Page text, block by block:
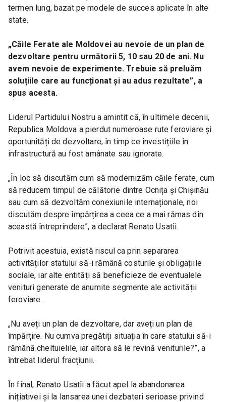
termen lung, bazat pe modele de succes aplicate în alte
state.
„Căile Ferate ale Moldovei au nevoie de un plan de
dezvoltare pentru următorii 5, 10 sau 20 de ani. Nu
avem nevoie de experimente. Trebuie să preluăm
soluțiile care au funcționat și au adus rezultate”, a
spus acesta.
Liderul Partidului Nostru a amintit că, în ultimele decenii,
Republica Moldova a pierdut numeroase rute feroviare și
oportunități de dezvoltare, în timp ce investițiile în
infrastructură au fost amânate sau ignorate.
„În loc să discutăm cum să modernizăm căile ferate, cum
să reducem timpul de călătorie dintre Ocnița și Chișinău
sau cum să dezvoltăm conexiunile internaționale, noi
discutăm despre împărțirea a ceea ce a mai rămas din
această întreprindere”, a declarat Renato Usatîi.
Potrivit acestuia, există riscul ca prin separarea
activităților statului să-i rămână costurile și obligațiile
sociale, iar alte entități să beneficieze de eventualele
venituri generate de anumite segmente ale activității
feroviare.
„Nu aveți un plan de dezvoltare, dar aveți un plan de
împărțire. Nu cumva pregătiți situația în care statului să-i
rămână cheltuielile, iar altora să le revină veniturile?”, a
întrebat liderul fracțiunii.
În final, Renato Usatîi a făcut apel la abandonarea
inițiativei și la lansarea unei dezbateri serioase privind